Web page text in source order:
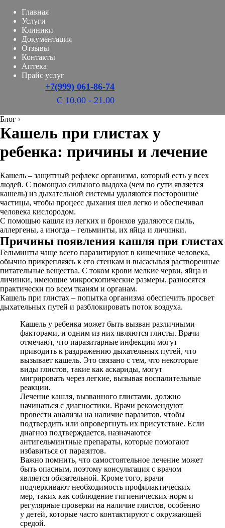
Главная
Услуги
Клиники
Документация
Отзывы
Контакты
Аптека
Прайс услуг
+7(999) 061-86-74
С 10.00 - 21.00
Блог ›
Кашель при глистах у
ребенка: причины и лечение
Кашель – защитный рефлекс организма, который есть у всех
людей. С помощью сильного выдоха (чем по сути является
кашель) из дыхательной системы удаляются посторонние
частицы, чтобы процесс дыхания шел легко и обеспечивал
человека кислородом.
С помощью кашля из легких и бронхов удаляются пыль,
аллергены, а иногда – гельминты, их яйца и личинки.
Причины появления кашля при глистах
Гельминты чаще всего паразитируют в кишечнике человека,
обычно прикрепляясь к его стенкам и высасывая растворенные
питательные вещества. С током крови мелкие черви, яйца и
личинки, имеющие микроскопические размеры, разносятся
практически по всем тканям и органам.
Кашель при глистах – попытка организма обеспечить просвет
дыхательных путей и разблокировать поток воздуха.
Кашель у ребенка может быть вызван различными
факторами, и одним из них являются глисты. Врачи
отмечают, что паразитарные инфекции могут
приводить к раздражению дыхательных путей, что
вызывает кашель. Это связано с тем, что некоторые
виды глистов, такие как аскариды, могут
мигрировать через легкие, вызывая воспалительные
реакции.
Лечение кашля, вызванного глистами, должно
начинаться с диагностики. Врачи рекомендуют
провести анализы на наличие паразитов, чтобы
подтвердить или опровергнуть их присутствие. Если
диагноз подтверждается, назначаются
антигельминтные препараты, которые помогают
избавиться от паразитов.
Важно помнить, что самостоятельное лечение может
быть опасным, поэтому консультация с врачом
является обязательной. Кроме того, врачи
подчеркивают необходимость профилактических
мер, таких как соблюдение гигиенических норм и
регулярные проверки на наличие глистов, особенно
у детей, которые часто контактируют с окружающей
средой.